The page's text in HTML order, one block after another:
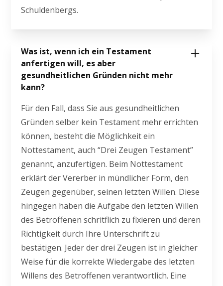
Schuldenbergs.
Was ist, wenn ich ein Testament
anfertigen will, es aber
gesundheitlichen Gründen nicht mehr
kann?
Für den Fall, dass Sie aus gesundheitlichen
Gründen selber kein Testament mehr errichten
können, besteht die Möglichkeit ein
Nottestament, auch “Drei Zeugen Testament”
genannt, anzufertigen. Beim Nottestament
erklärt der Vererber in mündlicher Form, den
Zeugen gegenüber, seinen letzten Willen. Diese
hingegen haben die Aufgabe den letzten Willen
des Betroffenen schritflich zu fixieren und deren
Richtigkeit durch Ihre Unterschrift zu
bestätigen. Jeder der drei Zeugen ist in gleicher
Weise für die korrekte Wiedergabe des letzten
Willens des Betroffenen verantwortlich. Eine